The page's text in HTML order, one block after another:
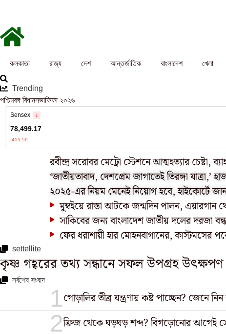
কলকাতা রাজ্য দেশ আন্তর্জাতিক বাংলাদেশ খেলা
Trending
পশ্চিমবঙ্গ বিধানসভাফিফা ২০২৬
রবীন্দ্র সরোবর মেট্রো স্টেশনে আত্মহত্যার চেষ্টা,
‘জাতীয়তাবাদ, দেশপ্রেম জাগাতেই তিরঙ্গা যাত্রা,’
মুম্বইয়ে রাস্তা আটকে জন্মদিন পালন, এয়ারগান
সাকিবের জন্য বাংলাদেশ জাতীয় দলের দরজা
ফের ধরাশায়ী হার মোহনবাগানের, কাস্টমসের
settellite
কৃষ্ণ গহ্বরের তথ্য সন্ধানে সফল উপগ্রহ
সর্বশেষ সংবাদ
গোড়ালির তীব্র যন্ত্রণায় কষ্ট পাচ্ছেন? জেনে
ফ্রিজ থেকে ঘড়ঘড় শব্দ? বিগড়োনোর আগেই